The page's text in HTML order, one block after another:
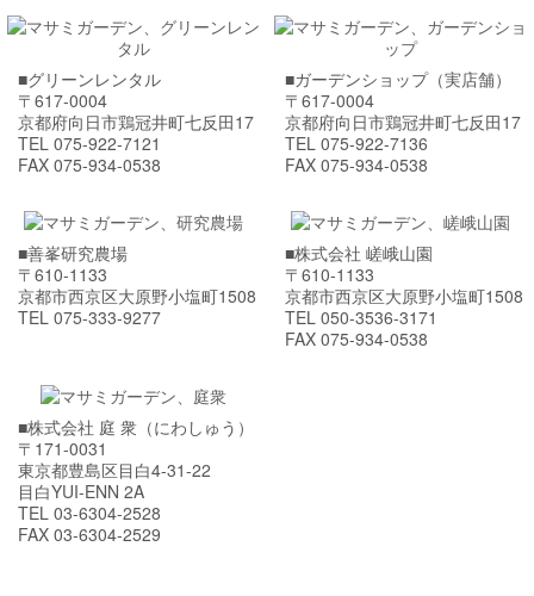
■グリーンレンタル
〒617-0004
京都府向日市鶏冠井町七反田17
TEL 075-922-7121
FAX 075-934-0538
■ガーデンショップ（実店舗）
〒617-0004
京都府向日市鶏冠井町七反田17
TEL 075-922-7136
FAX 075-934-0538
■善峯研究農場
〒610-1133
京都市西京区大原野小塩町1508
TEL 075-333-9277
■株式会社 嵯峨山園
〒610-1133
京都市西京区大原野小塩町1508
TEL 050-3536-3171
FAX 075-934-0538
■株式会社 庭 衆（にわしゅう）
〒171-0031
東京都豊島区目白4-31-22
目白YUI-ENN 2A
TEL 03-6304-2528
FAX 03-6304-2529